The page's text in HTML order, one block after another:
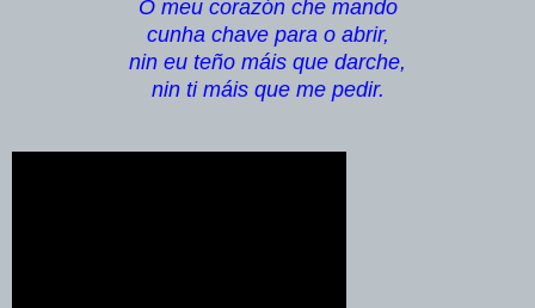
O meu corazón che mando
cunha chave para o abrir,
nin eu teño máis que darche,
nin ti máis que me pedir.